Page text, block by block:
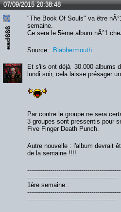
07/09/2015 20:38:48
ead666
"The Book Of Souls" va être
semaine.
Ce sera le 5ème album nÂ°1
Source: Blabbermouth
Et s'ils ont déjà 30.000 albums
lundi soir, cela laisse présager
Par contre le groupe ne sera
3 groupes sont pressentis pour
Five Finger Death Punch.
Autre nouvelle : l'album devrait
de la semaine !!!!
----------------------------------------------
1ère semaine :
----------------------------------------------